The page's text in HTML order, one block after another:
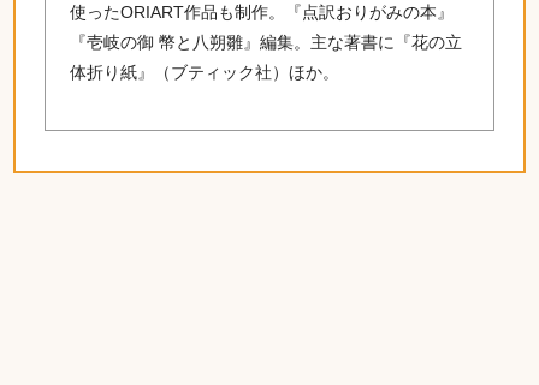
使ったORIART作品も制作。『点訳おりがみの本』
『壱岐の御 幣と八朔雛』編集。主な著書に『花の立
体折り紙』（ブティック社）ほか。